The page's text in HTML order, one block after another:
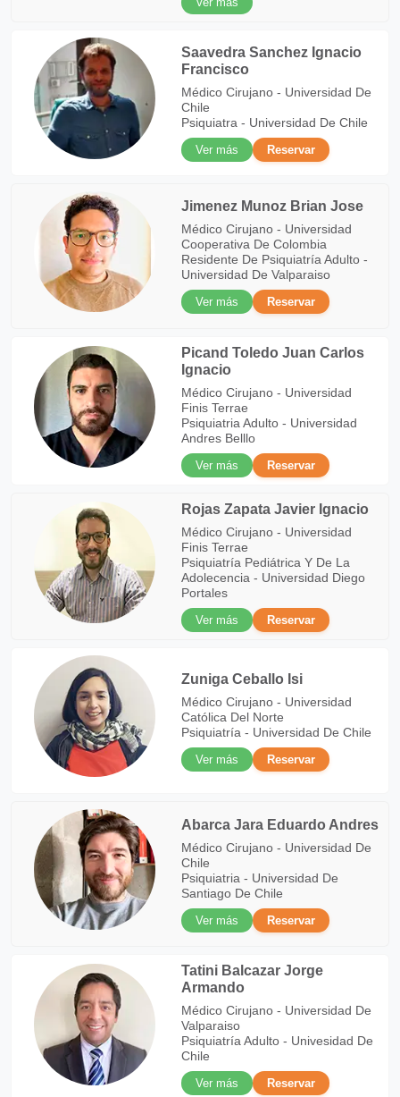
Saavedra Sanchez Ignacio
Francisco
Médico Cirujano - Universidad De
Chile
Psiquiatra - Universidad De Chile
Ver más
Reservar
Jimenez Munoz Brian Jose
Médico Cirujano - Universidad
Cooperativa De Colombia
Residente De Psiquiatría Adulto -
Universidad De Valparaiso
Ver más
Reservar
Picand Toledo Juan Carlos
Ignacio
Médico Cirujano - Universidad
Finis Terrae
Psiquiatria Adulto - Universidad
Andres Belllo
Ver más
Reservar
Rojas Zapata Javier Ignacio
Médico Cirujano - Universidad
Finis Terrae
Psiquiatría Pediátrica Y De La
Adolecencia - Universidad Diego
Portales
Ver más
Reservar
Zuniga Ceballo Isi
Médico Cirujano - Universidad
Católica Del Norte
Psiquiatría - Universidad De Chile
Ver más
Reservar
Abarca Jara Eduardo Andres
Médico Cirujano - Universidad De
Chile
Psiquiatria - Universidad De
Santiago De Chile
Ver más
Reservar
Tatini Balcazar Jorge
Armando
Médico Cirujano - Universidad De
Valparaiso
Psiquiatría Adulto - Univesidad De
Chile
Ver más
Reservar